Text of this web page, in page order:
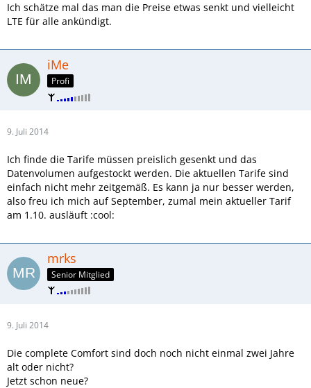
Ich schätze mal das man die Preise etwas senkt und vielleicht
LTE für alle ankündigt.
iMe
Profi
9. Juli 2014
Ich finde die Tarife müssen preislich gesenkt und das
Datenvolumen aufgestockt werden. Die aktuellen Tarife sind
einfach nicht mehr zeitgemäß. Es kann ja nur besser werden,
also freu ich mich auf September, zumal mein aktueller Tarif
am 1.10. ausläuft :cool:
mrks
Senior Mitglied
9. Juli 2014
Die complete Comfort sind doch noch nicht einmal zwei Jahre
alt oder nicht?
Jetzt schon neue?